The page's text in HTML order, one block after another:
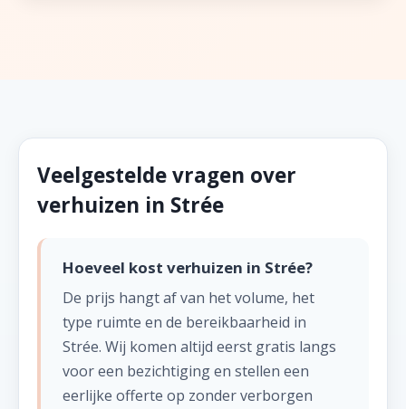
Veelgestelde vragen over
verhuizen in Strée
Hoeveel kost verhuizen in Strée?
De prijs hangt af van het volume, het
type ruimte en de bereikbaarheid in
Strée. Wij komen altijd eerst gratis langs
voor een bezichtiging en stellen een
eerlijke offerte op zonder verborgen